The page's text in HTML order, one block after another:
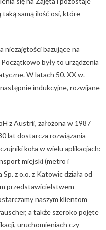
taką samą ilość osi, które
niezajętości bazujące na
były to urządzenia
W latach 50. XX w.
indukcyjne, rozwijane
z Austrii, założona w 1987
lat dostarcza rozwiązania
koła w wielu aplikacjach:
miejski (metro i
z o.o. z Katowic działa od
przedstawicielstwem
naszym klientom
a także szeroko pojęte
uruchomieniach czy